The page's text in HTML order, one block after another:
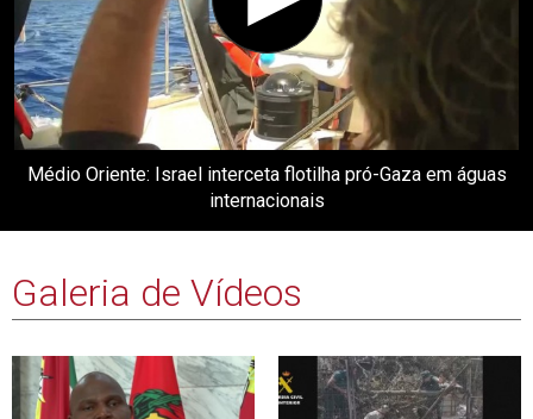
Médio Oriente: Israel interceta flotilha pró-Gaza em águas
internacionais
Galeria de Vídeos